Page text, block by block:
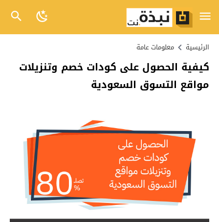
الرئيسية معلومات عامة
كيفية الحصول على كودات خصم وتنزيلات
مواقع التسوق السعودية